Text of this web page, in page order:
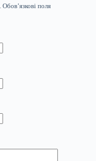
Обов’язкові поля